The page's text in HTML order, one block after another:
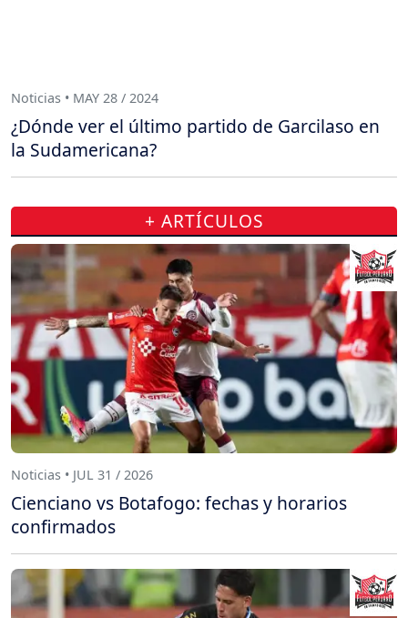
Noticias • MAY 28 / 2024
¿Dónde ver el último partido de Garcilaso en
la Sudamericana?
+ ARTÍCULOS
Noticias • JUL 31 / 2026
Cienciano vs Botafogo: fechas y horarios
confirmados